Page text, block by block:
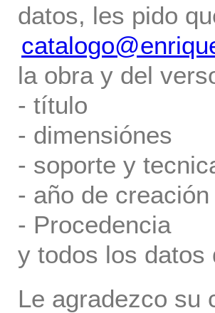
datos, les pido
la obra y del
- título
- dimensiónes
- soporte y
- año de creación
- Procedencia
y todos los datos
Le agradezco su